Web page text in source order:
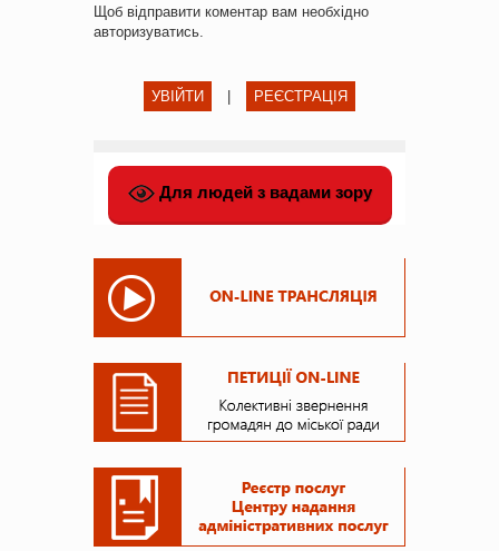
Щоб відправити коментар вам необхідно
авторизуватись.
УВІЙТИ РЕЄСТРАЦІЯ
Для людей з вадами зору